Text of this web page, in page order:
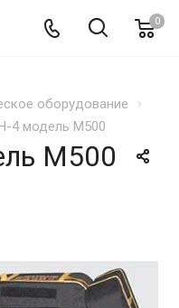
0
оборудование
4 модель М500
М500